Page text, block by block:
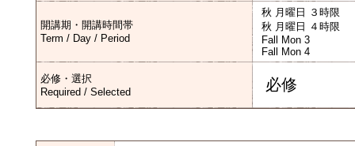
開講期・開講時間帯
Term / Day / Period
秋 月曜日 ３時限
秋 月曜日 ４時限
Fall Mon 3
Fall Mon 4
必修・選択
Required / Selected
必修